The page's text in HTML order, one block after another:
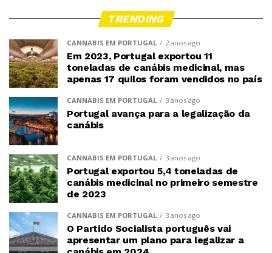
TRENDING
CANNABIS EM PORTUGAL 2 anos ago
Em 2023, Portugal exportou 11
toneladas de canábis medicinal, mas
apenas 17 quilos foram vendidos no país
CANNABIS EM PORTUGAL 3 anos ago
Portugal avança para a legalização da
canábis
CANNABIS EM PORTUGAL 3 anos ago
Portugal exportou 5,4 toneladas de
canábis medicinal no primeiro semestre
de 2023
CANNABIS EM PORTUGAL 3 anos ago
O Partido Socialista português vai
apresentar um plano para legalizar a